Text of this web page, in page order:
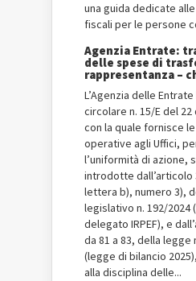
una guida dedicate
fiscali per le persone
Agenzia Entrate:
delle spese di
rappresentanza –
L’Agenzia delle
circolare n. 15/E del
con la quale fornisce
operative agli Uffici,
l’uniformità di azione,
introdotte dall’articolo
lettera b), numero 3),
legislativo n. 192/2024
delegato IRPEF), e
da 81 a 83, della legge
(legge di bilancio
alla disciplina delle...